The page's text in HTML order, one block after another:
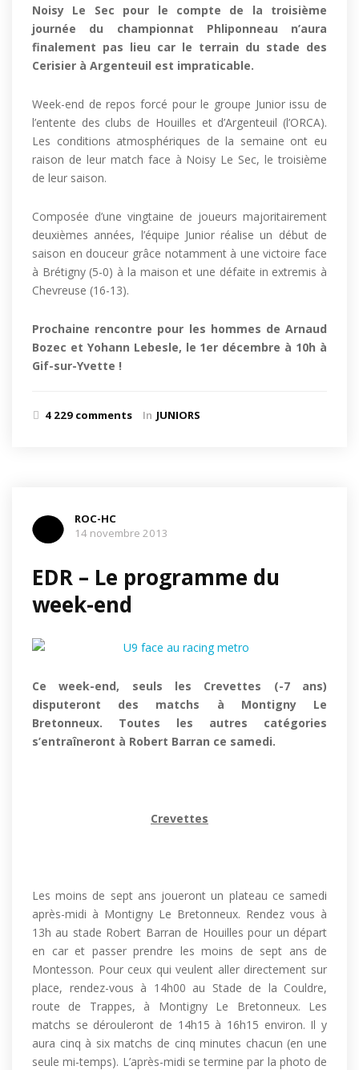
Noisy Le Sec pour le compte de la troisième
journée du championnat Phliponneau n’aura
finalement pas lieu car le terrain du stade des
Cerisier à Argenteuil est impraticable.
Week-end de repos forcé pour le groupe Junior issu de
l’entente des clubs de Houilles et d’Argenteuil (l’ORCA).
Les conditions atmosphériques de la semaine ont eu
raison de leur match face à Noisy Le Sec, le troisième
de leur saison.
Composée d’une vingtaine de joueurs majoritairement
deuxièmes années, l’équipe Junior réalise un début de
saison en douceur grâce notamment à une victoire face
à Brétigny (5-0) à la maison et une défaite in extremis à
Chevreuse (16-13).
Prochaine rencontre pour les hommes de Arnaud
Bozec et Yohann Lebesle, le 1er décembre à 10h à
Gif-sur-Yvette !
4 229 comments In JUNIORS
ROC-HC
14 novembre 2013
EDR – Le programme du
week-end
Ce week-end, seuls les Crevettes (-7 ans)
disputeront des matchs à Montigny Le
Bretonneux. Toutes les autres catégories
s’entraîneront à Robert Barran ce samedi.
Crevettes
Les moins de sept ans joueront un plateau ce samedi
après-midi à Montigny Le Bretonneux. Rendez vous à
13h au stade Robert Barran de Houilles pour un départ
en car et passer prendre les moins de sept ans de
Montesson. Pour ceux qui veulent aller directement sur
place, rendez-vous à 14h00 au Stade de la Couldre,
route de Trappes, à
Montigny Le Bretonneux. Les
matchs se dérouleront de 14h15 à 16h15 environ. Il y
aura cinq à six matchs de cinq minutes chacun (en une
seule mi-temps). L’après-midi se termine par la photo de